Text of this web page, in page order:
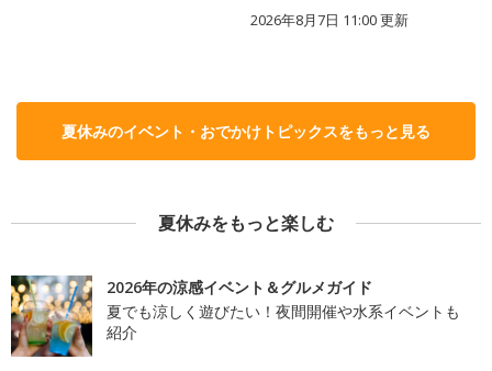
2026年8月7日 11:00更新
夏休みのイベント・おでかけトピックスをもっと見る
夏休みをもっと楽しむ
2026年の涼感イベント＆グルメガイド
夏でも涼しく遊びたい！夜間開催や水系イベントも
紹介